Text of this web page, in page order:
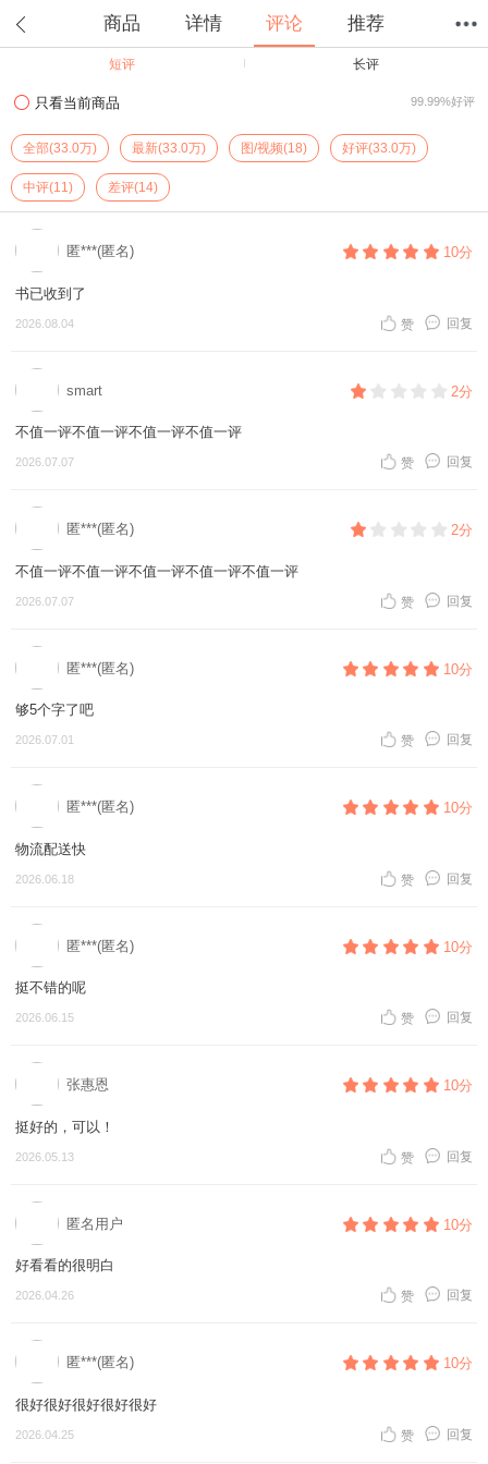
商品 详情 评论 推荐
短评 长评
只看当前商品 99.99%好评
全部(33.0万) 最新(33.0万) 图/视频(18) 好评(33.0万)
中评(11) 差评(14)
匿***(匿名) 10分
书已收到了
2026.08.04 回复
赞
smart 2分
不值一评不值一评不值一评不值一评
2026.07.07 回复
赞
匿***(匿名) 2分
不值一评不值一评不值一评不值一评不值一评
2026.07.07 回复
赞
匿***(匿名) 10分
够5个字了吧
2026.07.01 回复
赞
匿***(匿名) 10分
物流配送快
2026.06.18 回复
赞
匿***(匿名) 10分
挺不错的呢
2026.06.15 回复
赞
张惠恩 10分
挺好的，可以！
2026.05.13 回复
赞
匿名用户 10分
好看看的很明白
2026.04.26 回复
赞
匿***(匿名) 10分
很好很好很好很好很好
2026.04.25 回复
赞